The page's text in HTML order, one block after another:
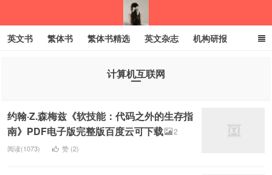
英文书 繁体书 繁体书精选 英文杂志 机构研报
计算机互联网
约翰·Z.森梅兹《软技能：代码之外的生存指
南》PDF电子版完整版百度云可下载
2
阅读(1073) 赞 (2)